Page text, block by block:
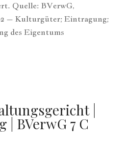
Quelle: BVerwG,
– Kulturgüter; Eintragung;
des Eigentums
|
| BVerwG 7 C